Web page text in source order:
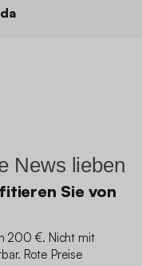
News lieben
Sie von
200 €. Nicht mit
Rote Preise